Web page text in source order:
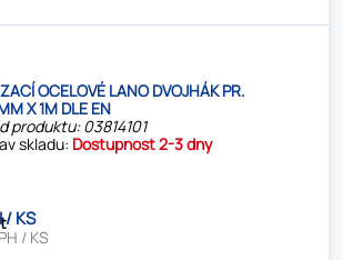
OCELOVÉ LANO DVOJHÁK PR.
X 1M DLE EN
produktu: 03814101
skladu: Dostupnost 2-3 dny
t/ KS
/ KS